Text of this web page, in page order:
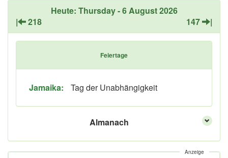
Heute: Thursday - 6 August 2026
|
218 147 |
Feiertage
Jamaika: Tag der Unabhängigkeit
Almanach
Anzeige